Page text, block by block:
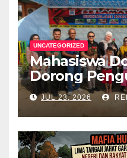
UNCATEGORIZED
Mahasiswa
Dorong
Keluarga
Palembang
JUL 23, 2026